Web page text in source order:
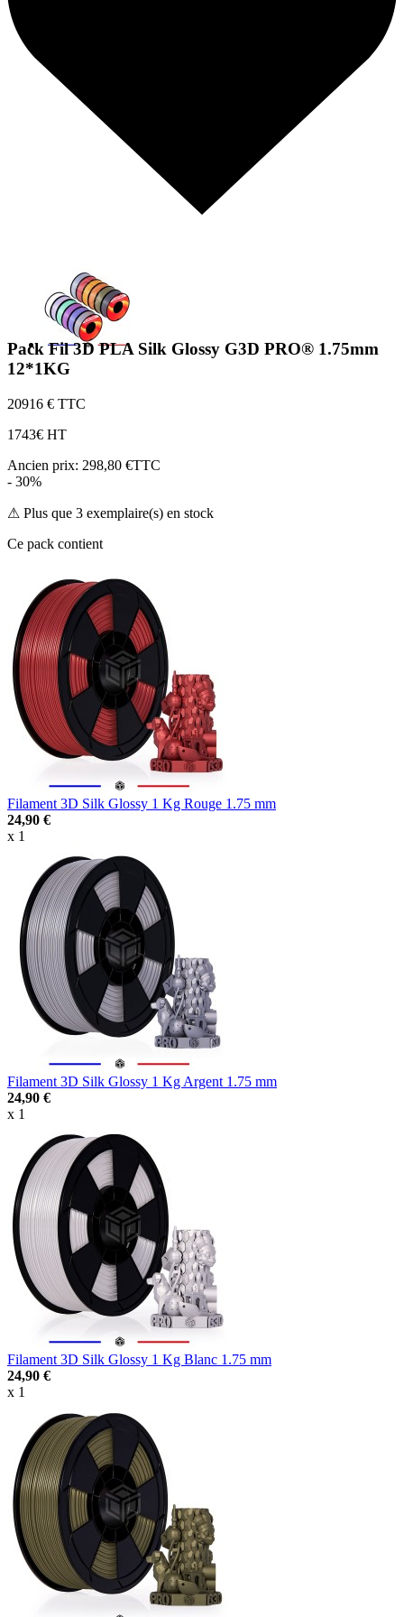
Pack Fil 3D PLA Silk Glossy G3D PRO® 1.75mm
12*1KG
20916 € TTC
1743€ HT
Ancien prix: 298,80 €TTC
- 30%
⚠ Plus que 3 exemplaire(s) en stock
Ce pack contient
Filament 3D Silk Glossy 1 Kg Rouge 1.75 mm
24,90 €
x 1
Filament 3D Silk Glossy 1 Kg Argent 1.75 mm
24,90 €
x 1
Filament 3D Silk Glossy 1 Kg Blanc 1.75 mm
24,90 €
x 1